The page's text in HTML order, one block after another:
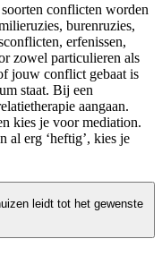
conflicten worden
burenruzies,
erfenissen,
zowel particulieren als
jouw conflict gebaat is
staat. Bij een
aangaan.
kies je voor mediation.
al erg ‘heftig’, kies je
leidt tot het gewenste